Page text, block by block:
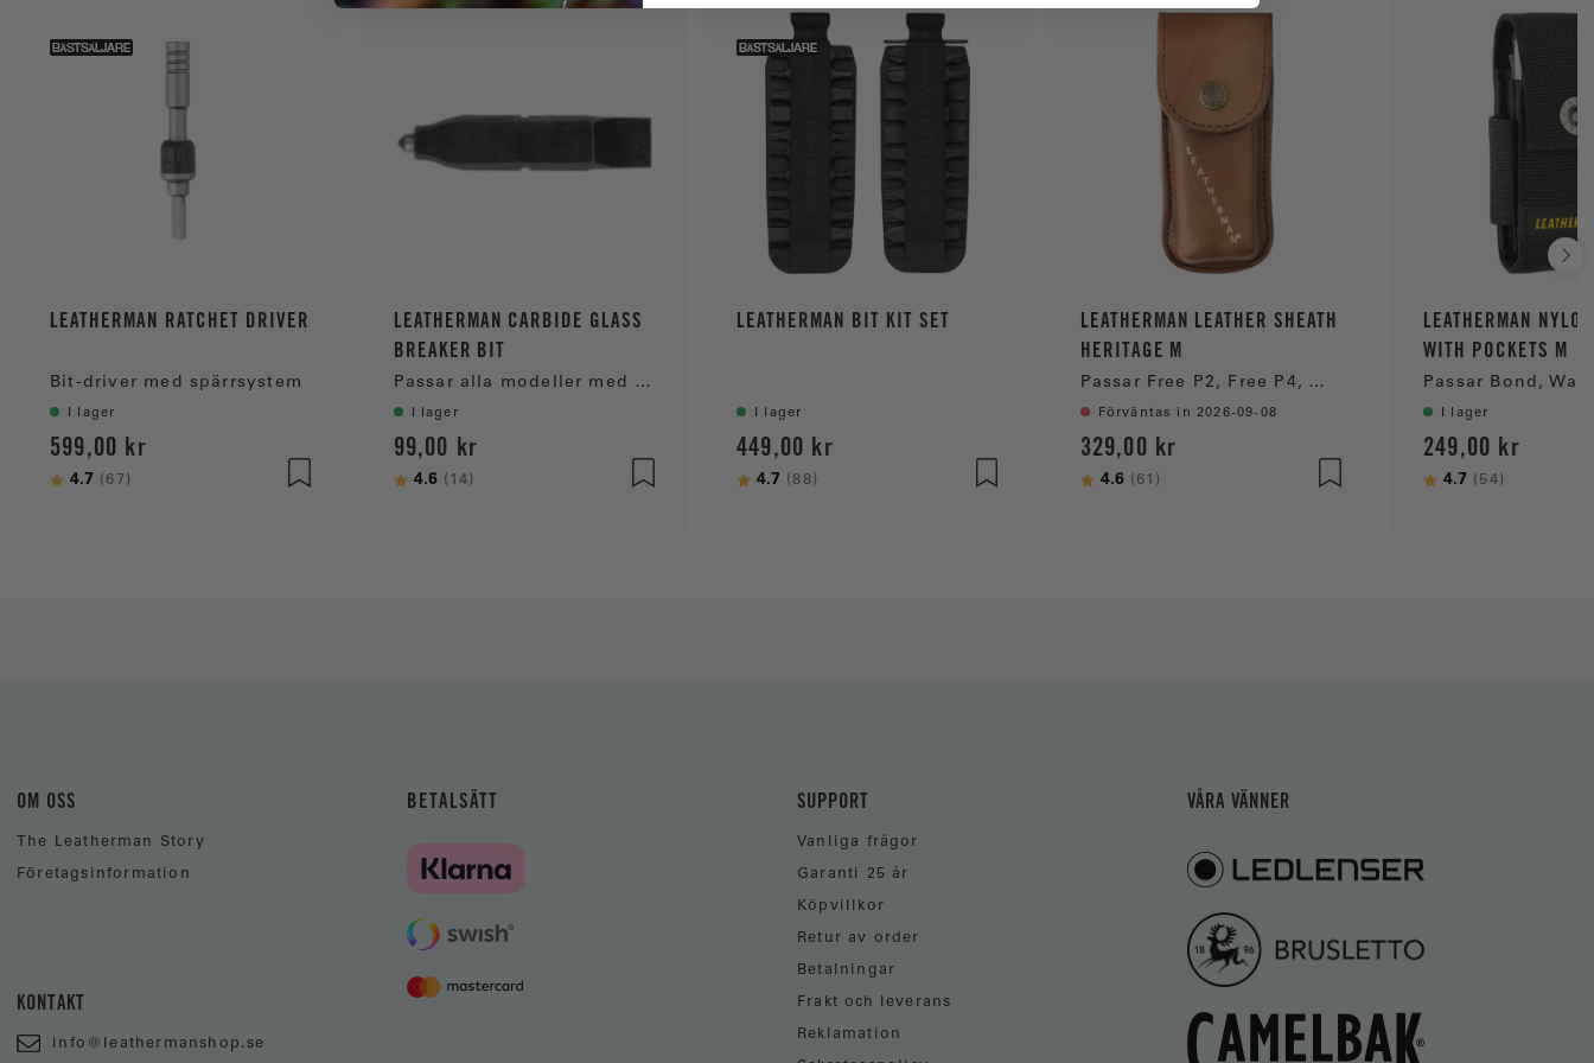
LEATHERMAN RATCHET DRIVER
Bit-driver med spärrsystem
I lager
599,00 kr
Betyg:
4.7 (67)
LEATHERMAN CARBIDE GLASS
BREAKER BIT
Passar alla modeller med stor bitshållare
I lager
99,00 kr
Betyg:
4.6(14)
LEATHERMAN BIT KIT SET
I lager
449,00 kr
Betyg:
4.7 (88)
LEATHERMAN LEATHER SHEATH
HERITAGE M
Passar Free P2, Free P4, Wave+, Charge+ & Skeletool
Förväntas in 2026-09-08
329,00 kr
Betyg:
4.6(61)
LEATHERMAN
WITH POCKETS M
I lager
249,00 kr
Betyg:
4.7 (54)
OM OSS
The Leatherman Story
Företagsinformation
KONTAKT
info@leathermanshop.se
BETALSÄTT SUPPORT
Vanliga frågor
Garanti 25 år
Köpvillkor
Retur av order
Betalningar
Frakt och leverans
Reklamation
VÅRA VÄNNER